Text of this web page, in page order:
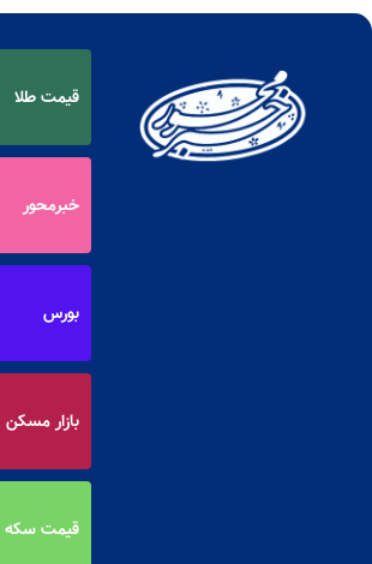
قیمت طلا
خبرمحور
بورس
بازار مسکن
قیمت سکه